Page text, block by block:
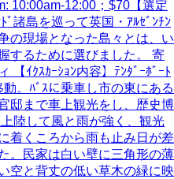
10:00am-12:00；$70【選定
ﾞ諸島を巡って英国・ｱﾙｾﾞﾝﾁﾝ
の現場となった島々とは、い
するために選びました。 寄
【ｲｸｽｶｰｼｮﾝ内容】ﾃﾝﾀﾞｰﾎﾞｰﾄ
。ﾊﾞｽに乗車し市の東にある
邸まで車上観光をし、歴史博
陸して風と雨が強く、観光
着くころから雨も止み日が差
。民家は白い壁に三角形の薄
空と背丈の低い草木の緑に映